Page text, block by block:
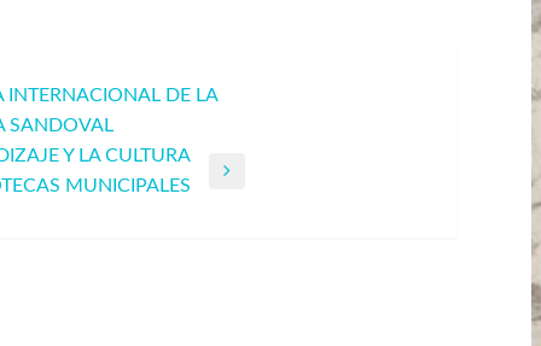
DE LA
SANDOVAL
Y LA CULTURA
MUNICIPALES